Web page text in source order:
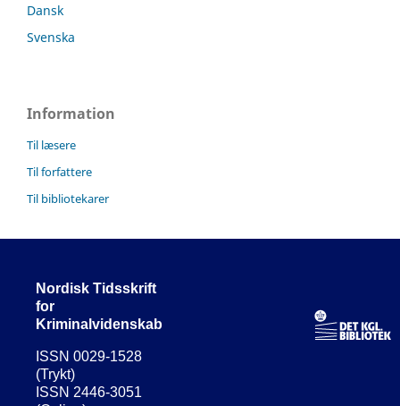
Dansk
Svenska
Information
Til læsere
Til forfattere
Til bibliotekarer
Nordisk Tidsskrift
for
Kriminalvidenskab
ISSN 0029-1528
(Trykt)
ISSN 2446-3051